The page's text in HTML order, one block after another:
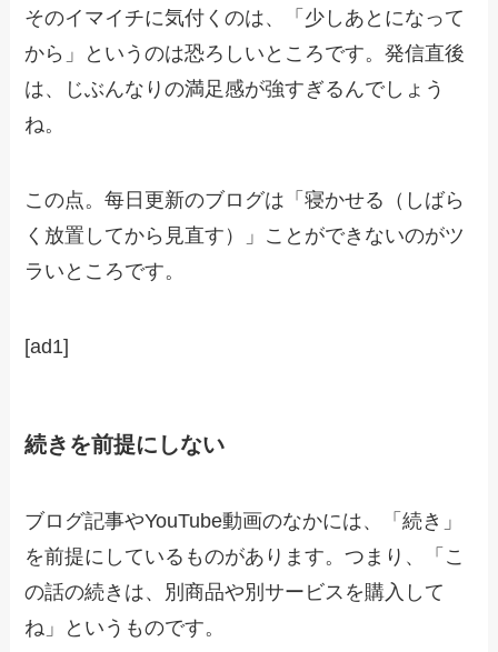
そのイマイチに気付くのは、「少しあとになって
から」というのは恐ろしいところです。発信直後
は、じぶんなりの満足感が強すぎるんでしょう
ね。
この点。每日更新のブログは「寝かせる（しばら
く放置してから見直す）」ことができないのがツ
ラいところです。
[ad1]
続きを前提にしない
ブログ記事やYouTube動画のなかには、「続き」
を前提にしているものがあります。つまり、「こ
の話の続きは、別商品や別サービスを購入して
ね」というものです。